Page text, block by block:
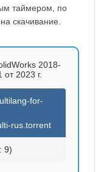
таймером, по
скачивание.
2018-
2023 г.
for-
rus.torrent
9)